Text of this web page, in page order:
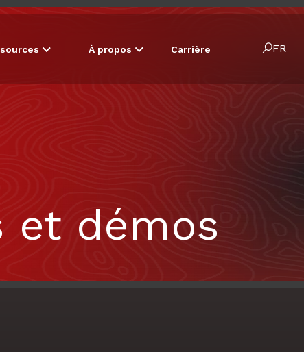
À propos Carrière FR
et démos